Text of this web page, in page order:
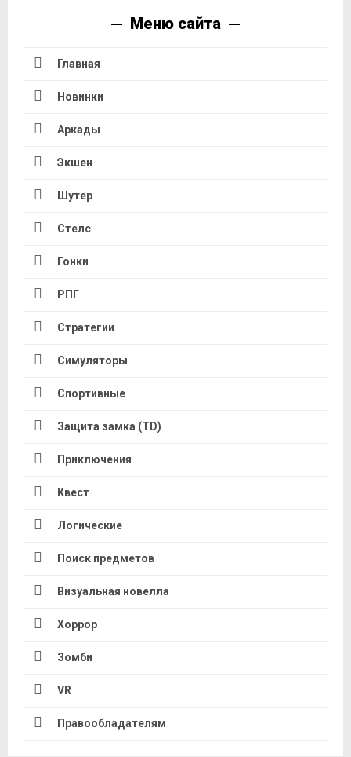
Меню сайта
Главная
Новинки
Аркады
Экшен
Шутер
Стелс
Гонки
РПГ
Стратегии
Симуляторы
Спортивные
Защита замка (TD)
Приключения
Квест
Логические
Поиск предметов
Визуальная новелла
Хоррор
Зомби
VR
Правообладателям